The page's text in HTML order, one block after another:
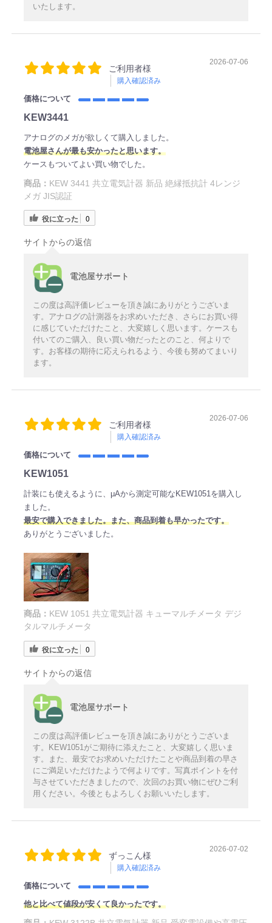
いたします。
ご利用者様
購入確認済み
2026-07-06
価格について
KEW3441
アナログのメガが欲しくて購入しました。
電池屋さんが最も安かったと思います。
ケースもついてよい買い物でした。
商品： KEW 3441 共立電気計器 新品 絶縁抵抗計 4レンジ
メガ JIS認証
役に立った 0
サイトからの返信
電池屋サポート
この度は高評価レビューを頂き誠にありがとうございま
す。アナログの計測器をお求めいただき、さらにお買い得
に感じていただけたこと、大変嬉しく思います。ケースも
付いてのご購入、良い買い物だったとのこと、何よりで
す。お客様の期待に応えられるよう、今後も努めてまいり
ます。
ご利用者様
購入確認済み
2026-07-06
価格について
KEW1051
計装にも使えるように、μAから測定可能なKEW1051を購入し
ました。
最安で購入できました。また、商品到着も早かったです。
ありがとうございました。
商品： KEW 1051 共立電気計器 キューマルチメータ デジ
タルマルチメータ
役に立った 0
サイトからの返信
電池屋サポート
この度は高評価レビューを頂き誠にありがとうございま
す。KEW1051がご期待に添えたこと、大変嬉しく思いま
す。また、最安でお求めいただけたことや商品到着の早さ
にご満足いただけたようで何よりです。写真ポイントを付
与させていただきましたので、次回のお買い物にぜひご利
用ください。今後ともよろしくお願いいたします。
ずっこん様
購入確認済み
2026-07-02
価格について
他と比べて値段が安くて良かったです。